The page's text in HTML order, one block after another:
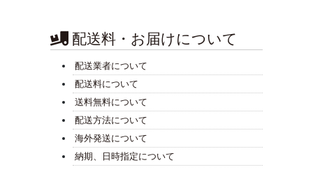
配送料・お届けについて
配送業者について
配送料について
送料無料について
配送方法について
海外発送について
納期、日時指定について